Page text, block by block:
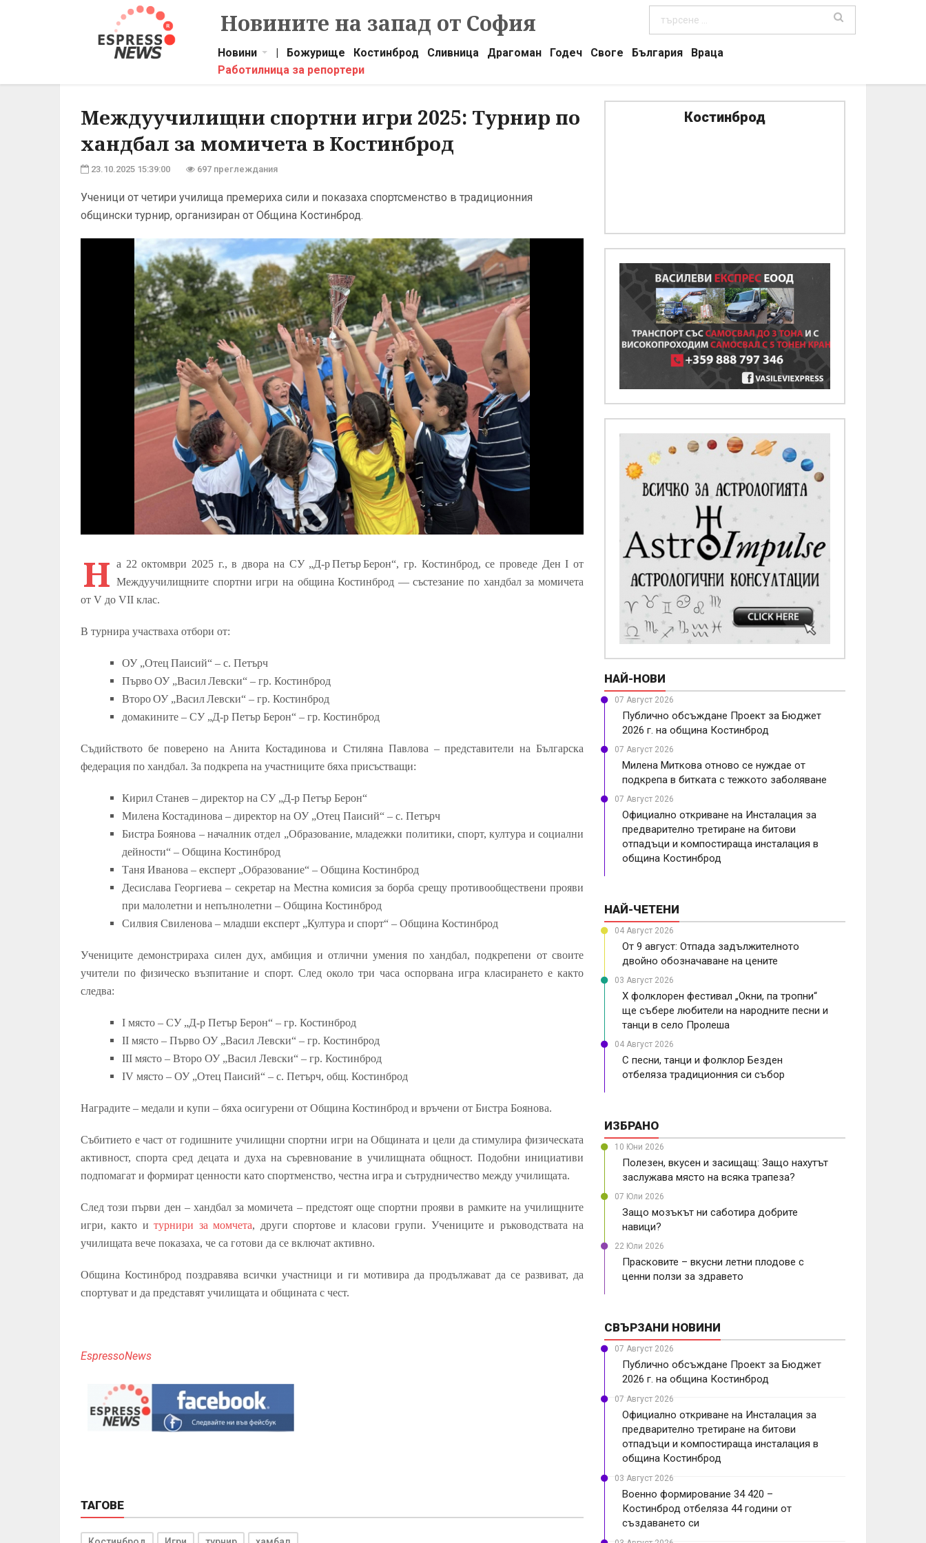
Новините на запад от София
Новини | Божурище Костинброд Сливница Драгоман Годеч Своге България
Враца
Работилница за репортери
Междуучилищни спортни игри 2025: Турнир по
хандбал за момичета в Костинброд
23.10.2025 15:39:00 697 преглеждания
Ученици от четири училища премериха сили и показаха спортсменство в традиционния
общински турнир, организиран от Община Костинброд.
Н а 22 октомври 2025 г., в двора на СУ „Д-р Петър Берон“, гр. Костинброд, се проведе ДенI от
Междуучилищните спортни игри на община Костинброд — състезание по хандбал за момичета
от V до VII клас.
В турнира участваха отбори от:
ОУ „Отец Паисий“ – с. Петърч
Първо ОУ „Васил Левски“ – гр. Костинброд
Второ ОУ „Васил Левски“ – гр. Костинброд
домакините – СУ „Д-р Петър Берон“ – гр. Костинброд
Съдийството бе поверено на Анита Костадинова и Стиляна Павлова – представители на Българска
федерация по хандбал. За подкрепа на участниците бяха присъстващи:
Кирил Станев – директор на СУ „Д-р Петър Берон“
Милена Костадинова – директор на ОУ „Отец Паисий“ – с. Петърч
Бистра Боянова – началник отдел „Образование, младежки политики, спорт, култура и социални
дейности“ – Община Костинброд
Таня Иванова – експерт „Образование“ – Община Костинброд
Десислава Георгиева – секретар на Местна комисия за борба срещу противообществени прояви
при малолетни и непълнолетни – Община Костинброд
Силвия Свиленова – младши експерт „Култура и спорт“ – Община Костинброд
Учениците демонстрираха силен дух, амбиция и отлични умения по хандбал, подкрепени от своите
учители по физическо възпитание и спорт. След около три часа оспорвана игра класирането е както
следва:
I място – СУ „Д-р Петър Берон“ – гр. Костинброд
II място – Първо ОУ „Васил Левски“ – гр. Костинброд
III място – Второ ОУ „Васил Левски“ – гр. Костинброд
IV място – ОУ „Отец Паисий“ – с. Петърч, общ. Костинброд
Наградите – медали и купи – бяха осигурени от Община Костинброд и връчени от Бистра Боянова.
Събитието е част от годишните училищни спортни игри на Общината и цели да стимулира физическата
активност, спорта сред децата и духа на съревнование в училищната общност. Подобни инициативи
подпомагат и формират ценности като спортменство, честна игра и сътрудничество между училищата.
След този първи ден – хандбал за момичета – предстоят още спортни прояви в рамките на училищните
игри, както итурнири за момчета, други спортове и класови групи. Учениците и ръководствата на
училищата вече показаха, че са готови да се включат активно.
Община Костинброд поздравява всички участници и ги мотивира да продължават да се развиват, да
спортуват и да представят училищата и общината с чест.
EspressoNews
ТАГОВЕ
Костинброд
НАЙ-НОВИ
07 Август 2026
Публично обсъждане Проект за Бюджет
2026 г. на община Костинброд
07 Август 2026
Милена Миткова отново се нуждае от
подкрепа в битката с тежкото заболяване
07 Август 2026
Официално откриване на Инсталация за
предварително третиране на битови
отпадъци и компостираща инсталация в
община Костинброд
НАЙ-ЧЕТЕНИ
04 Август 2026
От 9 август: Отпада задължителното
двойно обозначаване на цените
03 Август 2026
X фолклорен фестивал „Окни, па тропни“
ще събере любители на народните песни и
танци в село Пролеша
04 Август 2026
С песни, танци и фолклор Безден
отбеляза традиционния си събор
ИЗБРАНО
10 Юни 2026
Полезен, вкусен и засищащ: Защо нахутът
заслужава място на всяка трапеза?
07 Юли 2026
Защо мозъкът ни саботира добрите
навици?
22 Юли 2026
Прасковите – вкусни летни плодове с
ценни ползи за здравето
СВЪРЗАНИ НОВИНИ
07 Август 2026
Публично обсъждане Проект за Бюджет
2026 г. на община Костинброд
07 Август 2026
Официално откриване на Инсталация за
предварително третиране на битови
отпадъци и компостираща инсталация в
община Костинброд
03 Август 2026
Военно формирование 34 420 –
Костинброд отбеляза 44 години от
създаването си